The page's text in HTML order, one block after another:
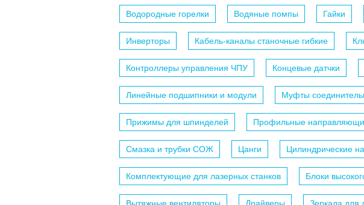
Водородные горелки Водяные помпы Гайки
Инверторы Кабель-каналы станочные гибкие
Контроллеры управления ЧПУ Концевые датчки
Линейные подшипники и модули Муфты
Прижимы для шпинделей Профильные
Смазка и трубки СОЖ Цанги Цилиндрические
Комплектующие для лазерных станков Блоки